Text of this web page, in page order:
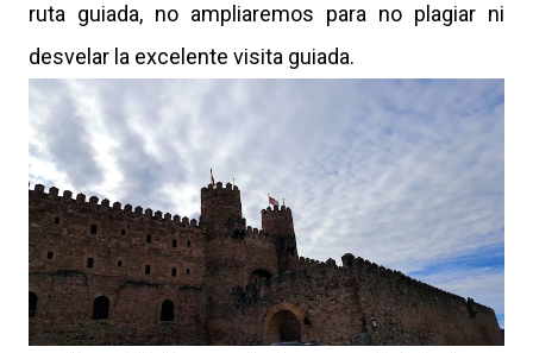
ruta guiada, no ampliaremos para no plagiar ni
desvelar la excelente visita guiada.